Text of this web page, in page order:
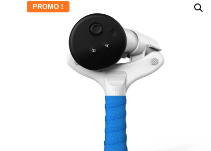
PROMO !